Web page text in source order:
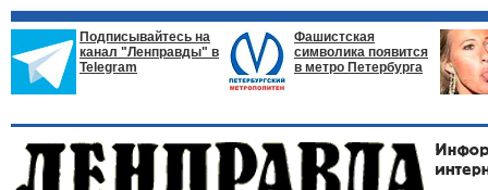
Подписывайтесь на
канал "Ленправды" в
Telegram
Фашистская
символика появится
в метро Петербурга